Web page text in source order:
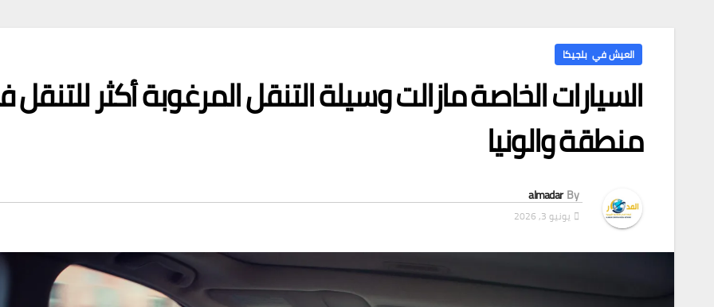
العيش في بلجيكا
السيارات الخاصة مازالت وسيلة التنقل المرغوبة أكثر
منطقة والونيا
By
almadar
يونيو 3, 2026